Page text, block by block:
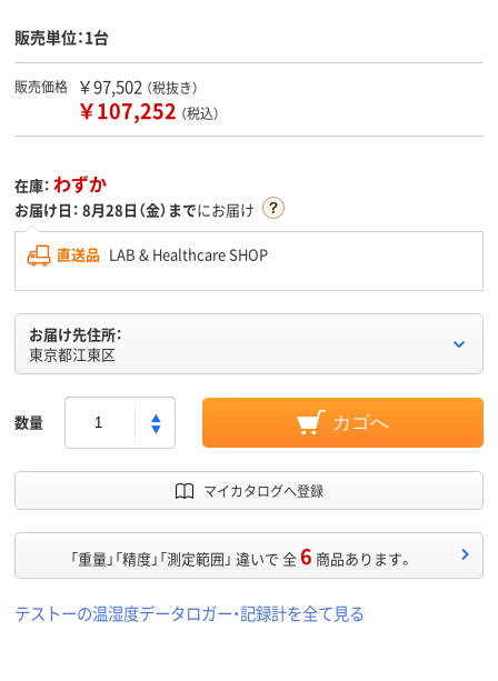
販売単位：1台
販売価格 ￥97,502 （税抜き）
￥107,252 （税込）
在庫： わずか
お届け日： 8月28日（金）までにお届け
直送品 LAB & Healthcare SHOP
お届け先住所：
東京都江東区
数量 カゴへ
マイカタログへ登録
「重量」「精度」「測定範囲」 違いで 全6 商品あります。
テストーの温湿度データロガー・記録計を全て見る